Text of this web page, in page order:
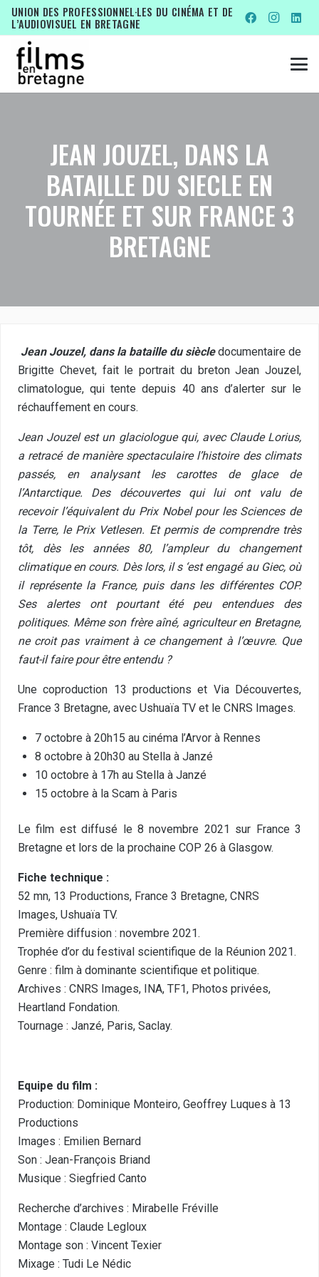
UNION DES PROFESSIONNEL·LES DU CINÉMA ET DE
L’AUDIOVISUEL EN BRETAGNE
JEAN JOUZEL, DANS LA
BATAILLE DU SIECLE EN
TOURNÉE ET SUR FRANCE 3
BRETAGNE
Jean Jouzel, dans la bataille du siècledocumentaire de
Brigitte Chevet, fait le portrait du breton Jean Jouzel,
climatologue, qui tente depuis 40 ans d’alerter sur le
réchauffement en cours.
Jean Jouzel est un glaciologue qui, avec Claude Lorius,
a retracé de manière spectaculaire l’histoire des climats
passés, en analysant les carottes de glace de
l’Antarctique. Des découvertes qui lui ont valu de
recevoir l’équivalent du Prix Nobel pour les Sciences de
la Terre, le Prix Vetlesen. Et permis de comprendre très
tôt, dès les années 80, l’ampleur du changement
climatique en cours. Dès lors, il s ‘est engagé au Giec, où
il représente la France, puis dans les différentes COP.
Ses alertes ont pourtant été peu entendues des
politiques. Même son frère aîné, agriculteur en Bretagne,
ne croit pas vraiment à ce changement à l’œuvre. Que
faut-il faire pour être entendu ?
Une coproduction 13 productions et Via Découvertes,
France 3 Bretagne, avec Ushuaïa TV et le CNRS Images.
7 octobre à 20h15 au cinéma l’Arvor à Rennes
8 octobre à 20h30 au Stella à Janzé
10 octobre à 17h au Stella à Janzé
15 octobre à la Scam à Paris
Le film est diffusé le 8 novembre 2021 sur France 3
Bretagne et lors de la prochaine COP 26 à Glasgow.
Fiche technique :
52 mn, 13 Productions, France 3 Bretagne, CNRS
Images, Ushuaïa TV.
Première diffusion : novembre 2021.
Trophée d’or du festival scientifique de la Réunion 2021.
Genre : film à dominante scientifique et politique.
Archives : CNRS Images, INA, TF1, Photos privées,
Heartland Fondation.
Tournage : Janzé, Paris, Saclay.
Equipe du film :
Production: Dominique Monteiro, Geoffrey Luques à 13
Productions
Images : Emilien Bernard
Son : Jean-François Briand
Musique : Siegfried Canto
Recherche d’archives : Mirabelle Fréville
Montage : Claude Legloux
Montage son : Vincent Texier
Mixage : Tudi Le Nédic